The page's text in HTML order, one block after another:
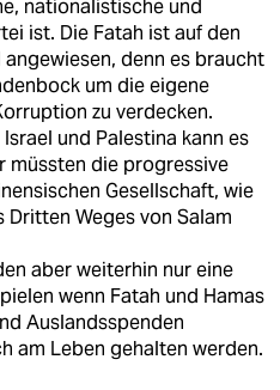
nationalistische und
ist. Die Fatah ist auf den
denn es braucht
um die eigene
zu verdecken.
und Palestina kann es
müssten die progressive
Gesellschaft, wie
Dritten Weges von Salam
aber weiterhin nur eine
wenn Fatah und Hamas
Auslandsspenden
am Leben gehalten werden.